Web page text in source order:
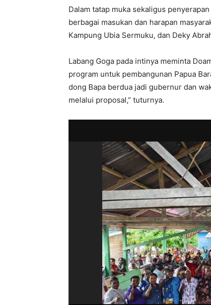
Dalam tatap muka sekaligus
berbagai masukan dan harapan
Kampung Ubia Sermuku, dan Deky
Labang Goga pada intinya meminta
program untuk pembangunan Papua
dong Bapa berdua jadi gubernur dan
melalui proposal,” tuturnya.